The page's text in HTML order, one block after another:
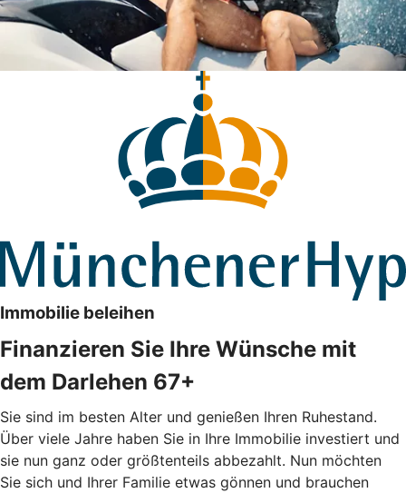
Immobilie beleihen
Finanzieren Sie Ihre Wünsche mit
dem Darlehen 67+
Sie sind im besten Alter und genießen Ihren Ruhestand.
Über viele Jahre haben Sie in Ihre Immobilie investiert und
sie nun ganz oder größtenteils abbezahlt. Nun möchten
Sie sich und Ihrer Familie etwas gönnen und brauchen